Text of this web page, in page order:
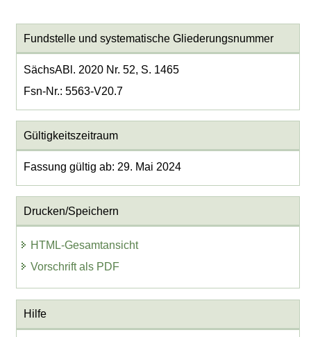
Fundstelle und systematische Gliederungsnummer
SächsABl. 2020 Nr. 52, S. 1465
Fsn-Nr.: 5563-V20.7
Gültigkeitszeitraum
Fassung gültig ab: 29. Mai 2024
Drucken/Speichern
HTML-Gesamtansicht
Vorschrift als PDF
Hilfe